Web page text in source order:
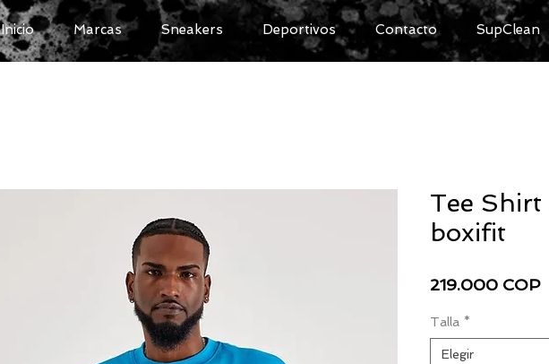
Inicio Marcas Sneakers Deportivos Contacto SupClean
Tee
boxifit
219.000 COP
Talla *
Elegir